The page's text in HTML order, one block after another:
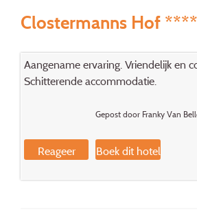
Clostermanns Hof ****
Aangename ervaring. Vriendelijk en
Schitterende accommodatie.
Gepost door Franky Van
Reageer Boek dit hotel